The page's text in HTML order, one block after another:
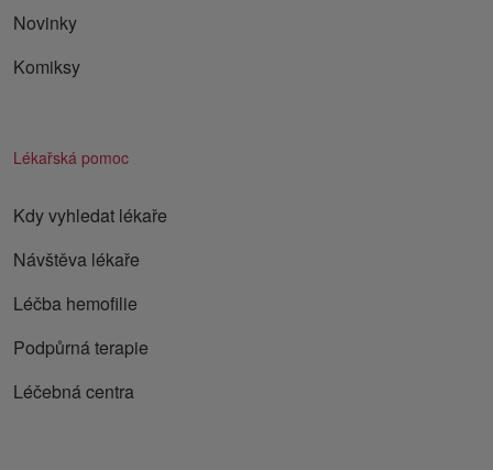
Novinky
Komiksy
Lékařská pomoc
Kdy vyhledat lékaře
Návštěva lékaře
Léčba hemofilie
Podpůrná terapie
Léčebná centra